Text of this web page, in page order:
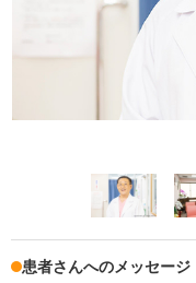
患者さんへのメッセージ